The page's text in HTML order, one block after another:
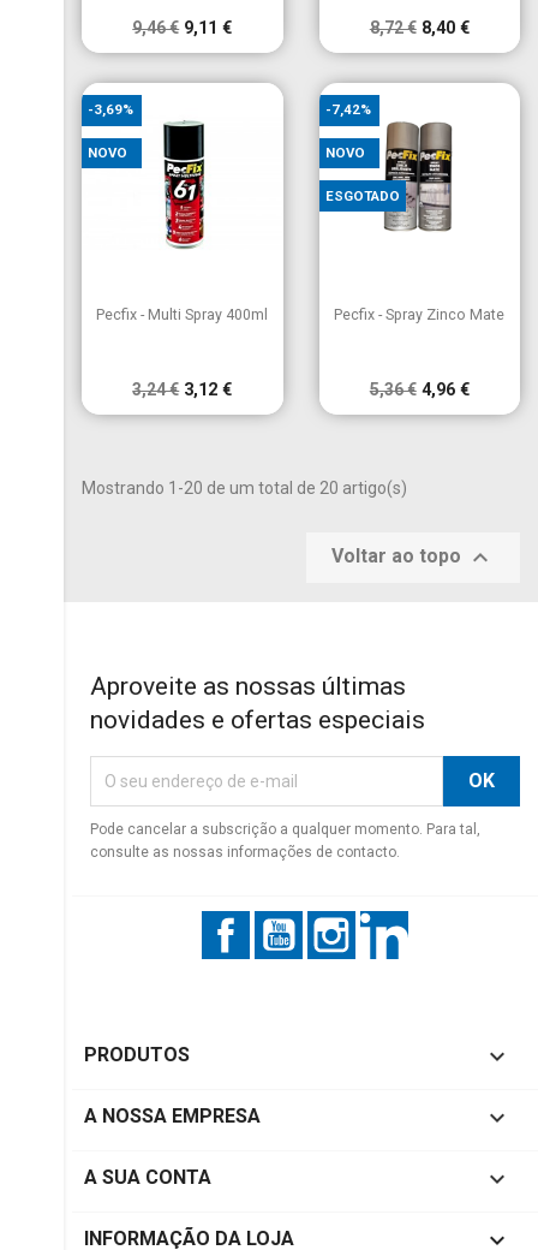
9,46 € 9,11 € 8,72 € 8,40 €
Vista rápida
Pecfix - Multi Spray 400ml
3,24 € 3,12 €
-3,69%
NOVO
Vista rápida
Pecfix - Spray Zinco Mate
5,36 € 4,96 €
-7,42%
NOVO
ESGOTADO
Mostrando 1-20 de um total de 20 artigo(s)
Voltar ao topo 
Aproveite as nossas últimas
novidades e ofertas especiais
Pode cancelar a subscrição a qualquer momento. Para tal,
consulte as nossas informações de contacto.
FacebookYouTubeInstagram
PRODUTOS 
A NOSSA EMPRESA 
A SUA CONTA 
INFORMAÇÃO DA LOJA keyboard_arrow_down